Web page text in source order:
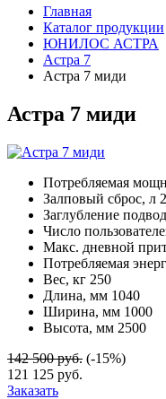
Главная
Каталог продукции
ЮНИЛОС АСТРА
Астра 7
Астра 7 миди
Астра 7 миди
Потребляемая
Залповый сброс, л
Заглубление
Число
Макс. дневной
Потребляемая
Вес, кг 250
Длина, мм 1040
Ширина, мм 1000
Высота, мм 2500
142 500 руб. (-15%)
121 125 руб.
Заказать